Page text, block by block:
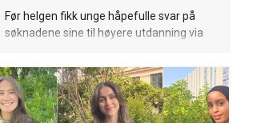
Før helgen fikk unge håpefulle svar på
søknadene sine til høyere utdanning via
kvalifiserte søkerne får tilbud om
studieplass, kan det være noen som er
skuffet.